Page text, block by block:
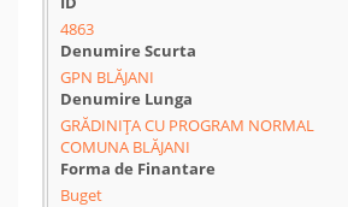
4863
GPN BLĂJANI
GRĂDINIŢA CU PROGRAM NORMAL
COMUNA BLĂJANI
Buget